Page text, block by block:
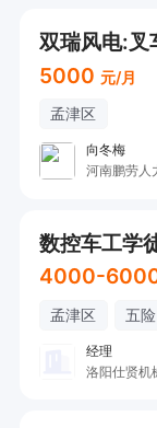
双瑞风电:叉
5000 元/月
孟津区
向冬梅
河南鹏劳人
数控车工学
4000-
孟津区 五险
经理
洛阳仕贤机